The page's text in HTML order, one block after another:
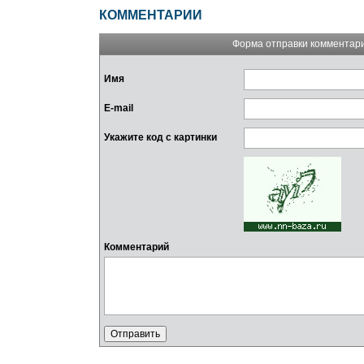
КОММЕНТАРИИ
Форма отправки
Имя
E-mail
Укажите код с картинки
Комментарий